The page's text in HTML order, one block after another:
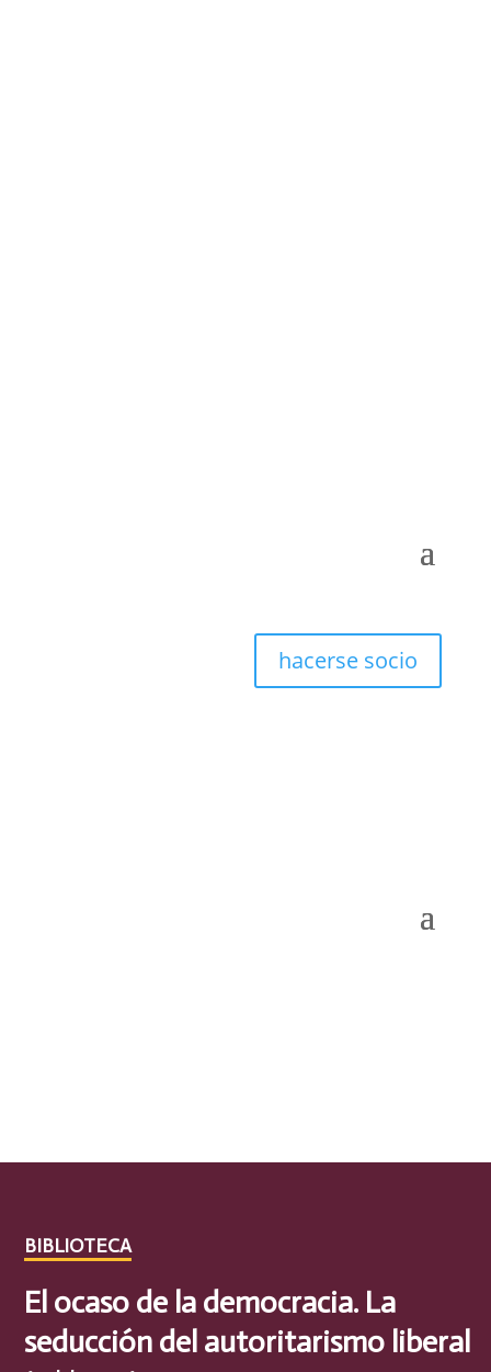
hacerse socio
BIBLIOTECA
El ocaso de la democracia. La
seducción del autoritarismo liberal